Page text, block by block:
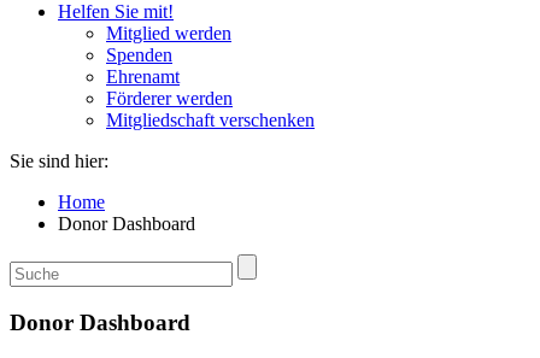
Helfen Sie mit!
Mitglied werden
Spenden
Ehrenamt
Förderer werden
Mitgliedschaft verschenken
Sie sind hier:
Home
Donor Dashboard
Donor Dashboard